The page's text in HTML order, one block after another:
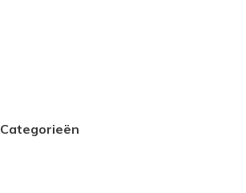
Categorieën